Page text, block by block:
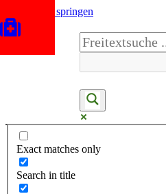
Zum Inhalt springen
Exact matches only
Search in title